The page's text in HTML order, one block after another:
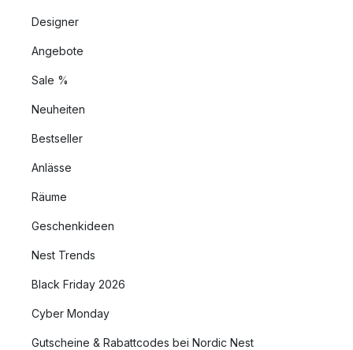
Designer
Angebote
Sale %
Neuheiten
Bestseller
Anlässe
Räume
Geschenkideen
Nest Trends
Black Friday 2026
Cyber Monday
Gutscheine & Rabattcodes bei Nordic Nest